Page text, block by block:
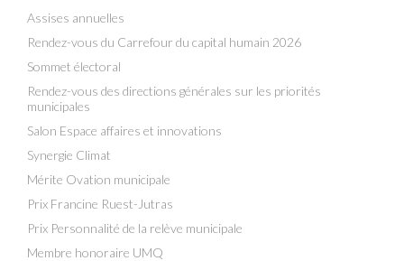
Assises annuelles
Rendez-vous du Carrefour du capital humain 2026
Sommet électoral
Rendez-vous des directions générales sur les priorités
municipales
Salon Espace affaires et innovations
Synergie Climat
Mérite Ovation municipale
Prix Francine Ruest-Jutras
Prix Personnalité de la relève municipale
Membre honoraire UMQ